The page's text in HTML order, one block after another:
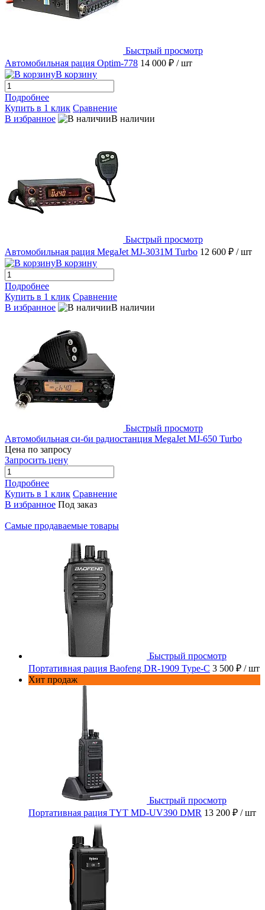
Быстрый просмотр
Автомобильная рация Optim-778 14 000 ₽ / шт
В корзину
Подробнее
Купить в 1 клик Сравнение
В избранное
В наличии
Быстрый просмотр
Автомобильная рация MegaJet MJ-3031M Turbo 12 600 ₽ / шт
В корзину
Подробнее
Купить в 1 клик Сравнение
В избранное
В наличии
Быстрый просмотр
Автомобильная си-би радиостанция MegaJet MJ-650 Turbo
Цена по запросу
Запросить цену
Подробнее
Купить в 1 клик Сравнение
В избранное Под заказ
Самые продаваемые товары
Быстрый просмотр
Портативная рация Baofeng DR-1909 Type-C 3 500 ₽ / шт
Хит продаж
Быстрый просмотр
Портативная рация TYT MD-UV390 DMR 13 200 ₽ / шт